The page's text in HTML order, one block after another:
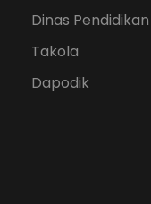
Dinas
Takola
Dapodik